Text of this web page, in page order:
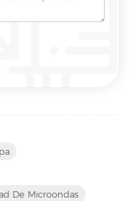
De Microondas